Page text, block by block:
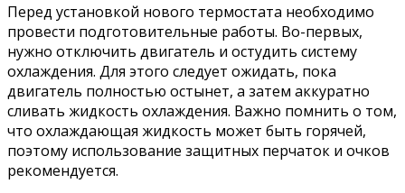
Перед установкой нового термостата необходимо
провести подготовительные работы. Во-первых,
нужно отключить двигатель и остудить систему
охлаждения. Для этого следует ожидать, пока
двигатель полностью остынет, а затем аккуратно
сливать жидкость охлаждения. Важно помнить о том,
что охлаждающая жидкость может быть горячей,
поэтому использование защитных перчаток и очков
рекомендуется.